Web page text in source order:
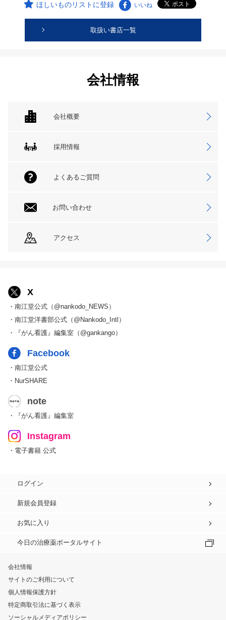
ほしいものリストに登録 いいね
取扱い書店一覧
会社情報
会社概要
採用情報
よくあるご質問
お問い合わせ
アクセス
X
・南江堂公式（@nankodo_NEWS）
・南江堂洋書部公式（@Nankodo_Intl）
・『がん看護』編集室（@gankango）
Facebook
・南江堂公式
・NurSHARE
note
・『がん看護』編集室
Instagram
・電子書籍 公式
ログイン
新規会員登録
お気に入り
今日の治療薬ポータルサイト
会社情報
サイトのご利用について
個人情報保護方針
特定商取引法に基づく表示
ソーシャルメディアポリシー